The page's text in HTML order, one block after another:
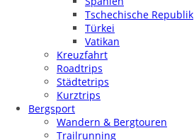
Tschechische Republik
Türkei
Vatikan
Kreuzfahrt
Roadtrips
Städtetrips
Kurztrips
Bergsport
Wandern & Bergtouren
Trailrunning